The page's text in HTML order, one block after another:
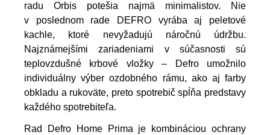
radu Orbis potešia najmä minimalistov. Nie
v poslednom rade DEFRO vyrába aj peletové
kachle, ktoré nevyžadujú náročnú údržbu.
Najznámejšími zariadeniami v súčasnosti sú
teplovzdušné krbové vložky – Defro umožnilo
individuálny výber ozdobného rámu, ako aj farby
obkladu a rukoväte, preto spotrebič spĺňa predstavy
každého spotrebiteľa.
Rad Defro Home Prima je kombináciou ochrany